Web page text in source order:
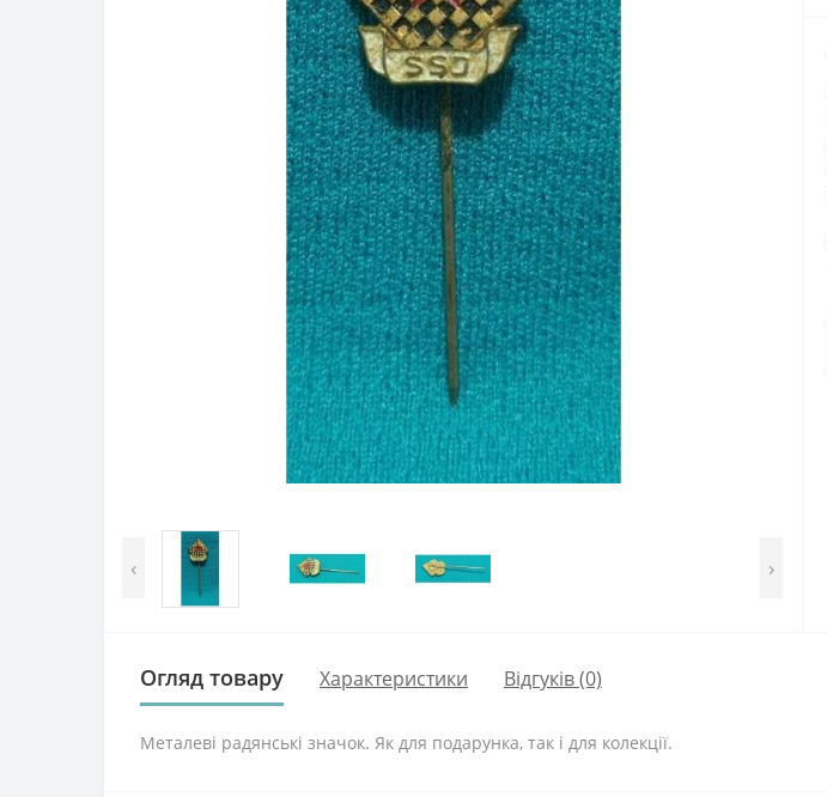
‹ ›
Огляд товару Характеристики Відгуків (0)
Металеві радянські значок. Як для подарунка, так і для колекції.